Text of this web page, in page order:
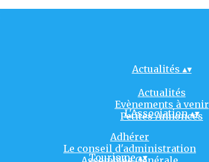
Actualités ▴▾
Actualités
Evènements à venir
Petites Annonces
L'Association▴▾
Adhérer
Le conseil d'administration
Tourisme▴▾